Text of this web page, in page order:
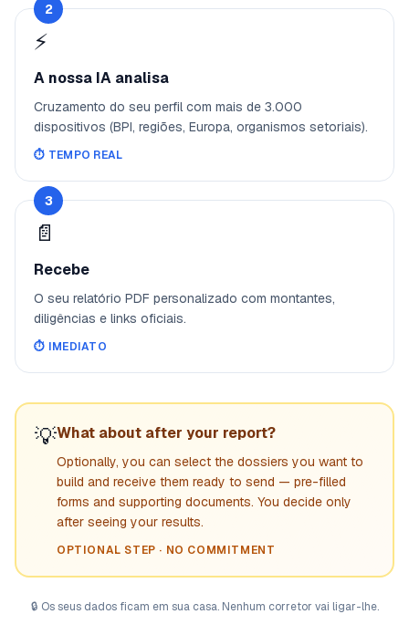
2
⚡
A nossa IA analisa
Cruzamento do seu perfil com mais de 3.000
dispositivos (BPI, regiões, Europa, organismos setoriais).
⏱️ TEMPO REAL
3
📄
Recebe
O seu relatório PDF personalizado com montantes,
diligências e links oficiais.
⏱️ IMEDIATO
💡What about after your report?
Optionally, you can select the dossiers you want to
build and receive them ready to send — pre-filled
forms and supporting documents. You decide only
after seeing your results.
OPTIONAL STEP · NO COMMITMENT
🔒 Os seus dados ficam em sua casa. Nenhum corretor vai ligar-lhe.